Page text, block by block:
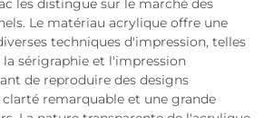
les distingue sur le marché des
Le matériau acrylique offre une
techniques d'impression, telles
sérigraphie et l'impression
de reproduire des designs
remarquable et une grande